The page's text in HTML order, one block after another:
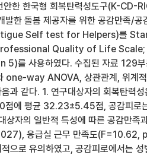
한 한국형 회복탄력성도구(K-CD-
한 돌봄 제공자를 위한 공감만족/
Self test for Helpers)를
Quality of Life
를 사용하였다. 수집된 자료 129부
way ANOVA, 상관관계, 위계적
음과 같다. 1. 연구대상자의 회복탄
점에 평균 32.23±5.45점, 공감피
상자의 일반적 특성에 따른 공감만족
응급실 근무 만족도(F=10.62,
으로 유의하였고, 공감피로에서는